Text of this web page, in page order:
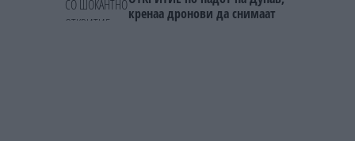
кренаа дронови да снимаат